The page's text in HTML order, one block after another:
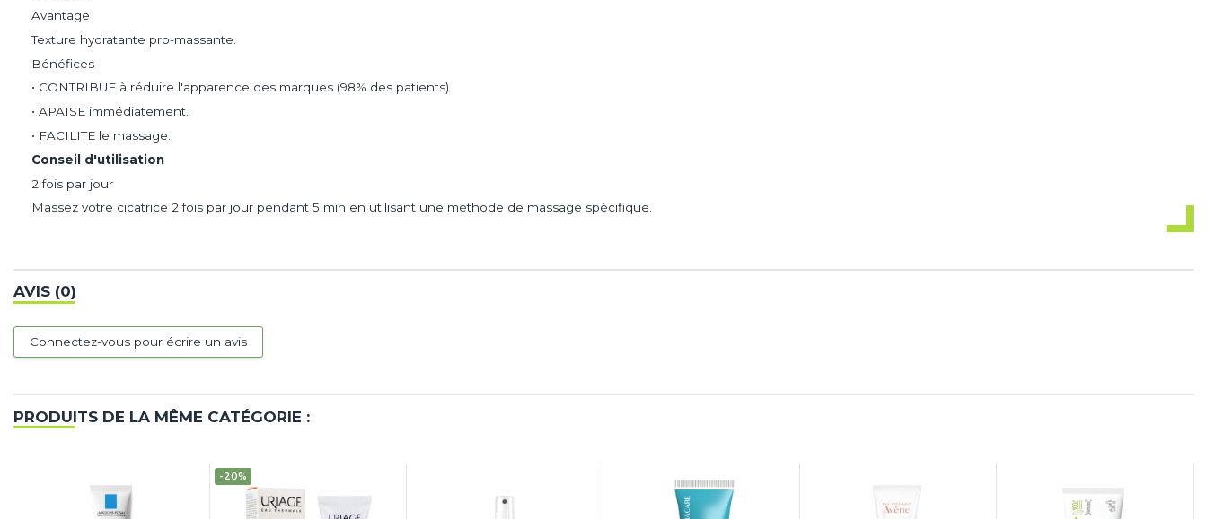
Avantage
Texture hydratante pro-massante.
Bénéfices
• CONTRIBUE à réduire l'apparence des marques (98% des patients).
• APAISE immédiatement.
• FACILITE le massage.
Conseil d'utilisation
2 fois par jour
Massez votre cicatrice 2 fois par jour pendant 5 min en utilisant une méthode de massage spécifique.
AVIS (0)
Connectez-vous pour écrire un avis
PRODUITS DE LA MÊME CATÉGORIE :
-20%